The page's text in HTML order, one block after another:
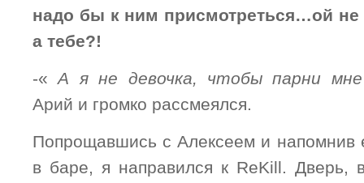
надо бы к ним присмотреться…ой
а тебе?!
-«А я не девочка, чтобы парни мне
Арий и громко рассмеялся.
Попрощавшись с Алексеем и напомнив
в баре, я направился к ReKill. Дверь,